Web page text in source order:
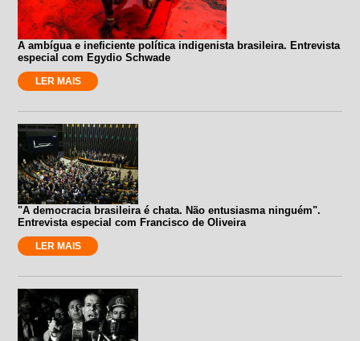
A ambígua e ineficiente política indigenista brasileira. Entrevista
especial com Egydio Schwade
LER MAIS
"A democracia brasileira é chata. Não entusiasma ninguém".
Entrevista especial com Francisco de Oliveira
LER MAIS